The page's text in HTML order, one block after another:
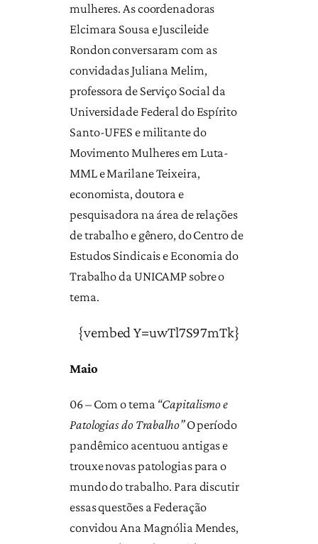
mulheres. As coordenadoras
Elcimara Sousa e Juscileide
Rondon conversaram com as
convidadas Juliana Melim,
professora de Serviço Social da
Universidade Federal do Espírito
Santo-UFES e militante do
Movimento Mulheres em Luta-
MML eMarilane Teixeira,
economista, doutora e
pesquisadora na área de relações
de trabalho e gênero, do Centro de
Estudos Sindicais e Economia do
Trabalho da UNICAMP sobre o
tema.
{vembed Y=uwTl7S97mTk}
Maio
06 – Com o tema “Capitalismo e
Patologias do Trabalho”O período
pandêmico acentuou antigas e
trouxe novas patologias para o
mundo do trabalho. Para discutir
essas questões a Federação
convidou Ana Magnólia Mendes,